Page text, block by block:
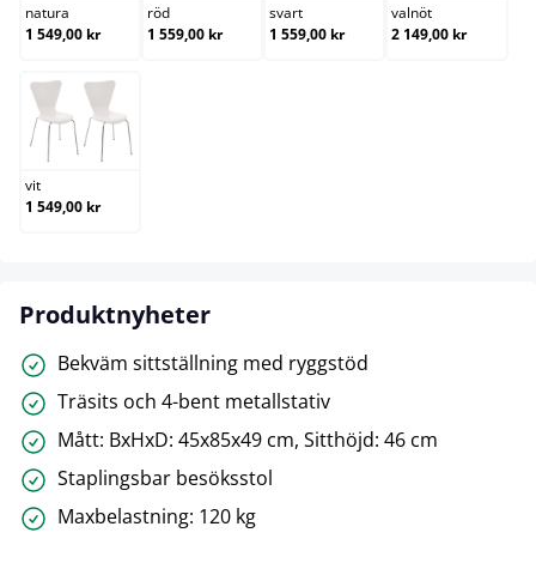
natura
1 549,00 kr
röd
1 559,00 kr
svart
1 559,00 kr
valnöt
2 149,00 kr
vit
vit
1 549,00 kr
Produktnyheter
Bekväm sittställning med ryggstöd
Träsits och 4-bent metallstativ
Mått: BxHxD: 45x85x49 cm, Sitthöjd: 46 cm
Staplingsbar besöksstol
Maxbelastning: 120 kg